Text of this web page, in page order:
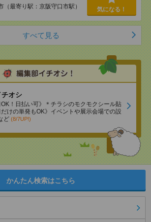
（最寄り駅：京阪守口市駅） 気になる！
すべて見る
オシ
OK！日払い可》＊チラシのモクモクシール貼
けの単発もOK》イベントや展示会場での設
ど (8/7UP!)
かんたん検索はこちら